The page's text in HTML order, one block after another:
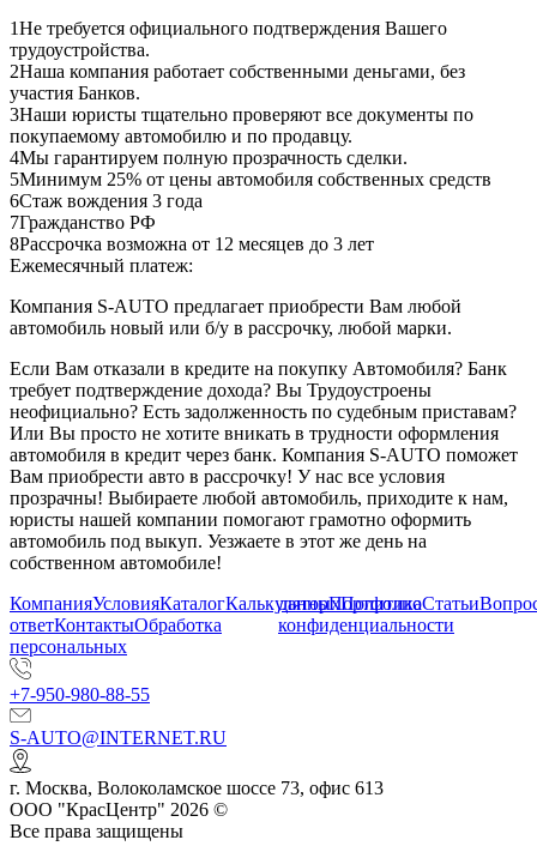
1Не требуется официального подтверждения Вашего
трудоустройства.
2Наша компания работает собственными деньгами, без
участия Банков.
3Наши юристы тщательно проверяют все документы по
покупаемому автомобилю и по продавцу.
4Мы гарантируем полную прозрачность сделки.
5Минимум 25% от цены автомобиля собственных средств
6Стаж вождения 3 года
7Гражданство РФ
8Рассрочка возможна от 12 месяцев до 3 лет
Ежемесячный платеж:
Компания S-AUTO предлагает приобрести Вам любой
автомобиль новый или б/у в рассрочку, любой марки.
Если Вам отказали в кредите на покупку Автомобиля? Банк
требует подтверждение дохода? Вы Трудоустроены
неофициально? Есть задолженность по судебным приставам?
Или Вы просто не хотите вникать в трудности оформления
автомобиля в кредит через банк. Компания S-AUTO поможет
Вам приобрести авто в рассрочку! У нас все условия
прозрачны! Выбираете любой автомобиль, приходите к нам,
юристы нашей компании помогают грамотно оформить
автомобиль под выкуп. Уезжаете в этот же день на
собственном автомобиле!
КомпанияУсловияКаталогКалькуляторПортфолиоСтатьи
ответКонтактыОбработка
персональных
данныхПолитика
конфиденциальности
+7-950-980-88-55
S-AUTO@INTERNET.RU
г. Москва, Волоколамское шоссе 73, офис 613
ООО "КрасЦентр" 2026 ©
Все права защищены